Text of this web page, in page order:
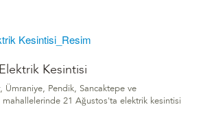
Kesintisi
Ümraniye, Pendik, Sancaktepe ve
mahallelerinde 21 Ağustos'ta elektrik kesintisi